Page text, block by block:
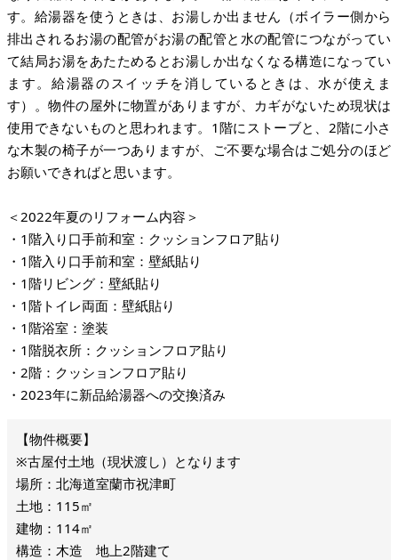
す。給湯器を使うときは、お湯しか出ません（ボイラー側から
排出されるお湯の配管がお湯の配管と水の配管につながってい
て結局お湯をあたためるとお湯しか出なくなる構造になってい
ます。給湯器のスイッチを消しているときは、水が使えま
す）。物件の屋外に物置がありますが、カギがないため現状は
使用できないものと思われます。1階にストーブと、2階に小さ
な木製の椅子が一つありますが、ご不要な場合はご処分のほど
お願いできればと思います。
＜2022年夏のリフォーム内容＞
・1階入り口手前和室：クッションフロア貼り
・1階入り口手前和室：壁紙貼り
・1階リビング：壁紙貼り
・1階トイレ両面：壁紙貼り
・1階浴室：塗装
・1階脱衣所：クッションフロア貼り
・2階：クッションフロア貼り
・2023年に新品給湯器への交換済み
※古屋付土地（現状渡し）となります
場所：北海道室蘭市祝津町
土地：115㎡
建物：114㎡
構造：木造 地上2階建て